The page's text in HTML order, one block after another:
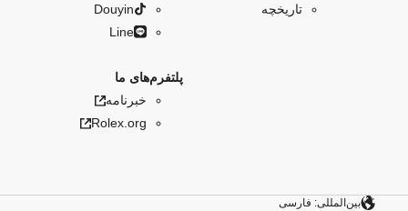
تاریخچه
Douyin
Line
پلتفرم‌های ما
خبرنامه
Rolex.org
بین‌المللی: فارسی